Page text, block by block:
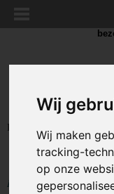
Wij
Wij maken
tracking-
op onze
Inloggen
Home >SOLDEER>